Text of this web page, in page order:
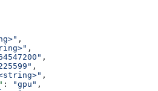
,
,
,
,
,
: "gpu" ,